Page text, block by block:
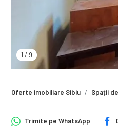
1 / 9
Oferte imobiliare Sibiu Spații
Trimite pe WhatsApp